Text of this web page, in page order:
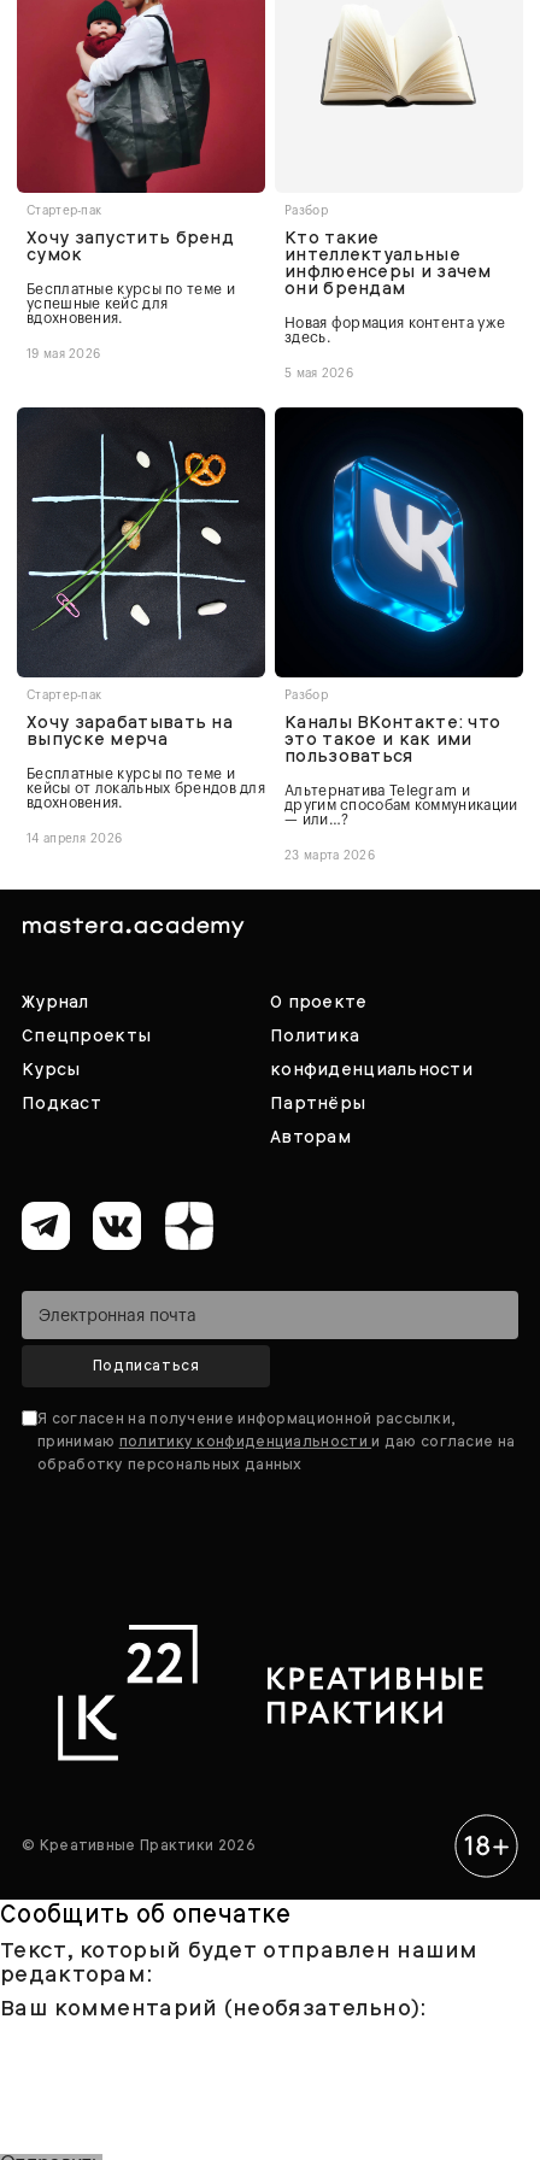
Стартер-пак
Хочу запустить бренд
сумок
Бесплатные курсы по теме и
успешные кейс для
вдохновения.
19 мая 2026
Разбор
Кто такие
интеллектуальные
инфлюенсеры и зачем
они брендам
Новая формация контента уже
здесь.
5 мая 2026
Стартер-пак
Хочу зарабатывать на
выпуске мерча
Бесплатные курсы по теме и
кейсы от локальных брендов для
вдохновения.
14 апреля 2026
Разбор
Каналы ВКонтакте: что
это такое и как ими
пользоваться
Альтернатива Telegram и
другим способам коммуникации
— или…?
23 марта 2026
Журнал
Спецпроекты
Курсы
Подкаст
О проекте
Политика
конфиденциальности
Партнёры
Авторам
Подписаться
Я согласен на получение информационной рассылки,
принимаю политику конфиденциальностии даю согласие на
обработку персональных данных
© Креативные Практики 2026
Сообщить об опечатке
Текст, который будет отправлен нашим
редакторам:
Ваш комментарий (необязательно):